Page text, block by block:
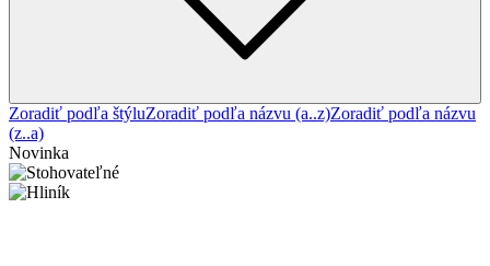
Zoradiť podľa štýluZoradiť podľa názvu (a..z)Zoradiť podľa názvu
(z..a)
Novinka